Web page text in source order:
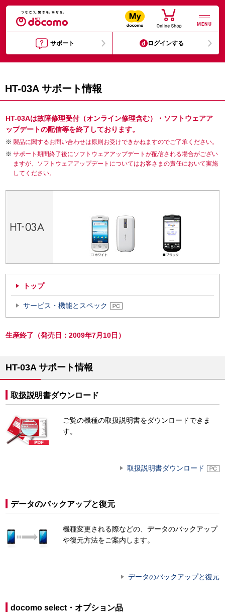
MENU
サポート ログインする
HT-03A サポート情報
HT-03Aは故障修理受付（オンライン修理含む）・ソフトウェアア
ップデートの配信等を終了しております。
製品に関するお問い合わせは原則お受けできかねますのでご了承ください。
サポート期間終了後にソフトウェアアップデートが配信される場合がござい
ますが、ソフトウェアアップデートについてはお客さまの責任において実施
してください。
トップ
サービス・機能とスペック
生産終了（発売日：2009年7月10日）
HT-03A サポート情報
取扱説明書ダウンロード
ご覧の機種の取扱説明書をダウンロードできま
す。
取扱説明書ダウンロード
データのバックアップと復元
機種変更される際などの、データのバックアップ
や復元方法をご案内します。
データのバックアップと復元
docomo select・オプション品